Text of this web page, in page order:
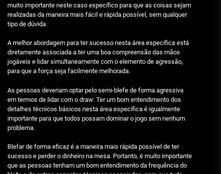
muito importante neste caso específico para que as coisas sejam
realizadas da maneira mais fácil e rápida possível, sem qualquer
tipo de dúvida.
A melhor abordagem para ter sucesso nesta área específica está
diretamente associada a ter uma boa compreensão das mãos
jogáveis e lidar simultaneamente com o elemento de agressão,
para que a força seja facilmente melhorada.
As pessoas deveriam optar pelo semi-blefe de forma agressiva
em termos de lidar com o draw: Ter um bom entendimento dos
detalhes técnicos básicos nesta área específica é igualmente
importante para que todos possam dominar o jogo sem nenhum
problema.
Blefar de forma eficaz é a maneira mais rápida possível de ter
sucesso e perder o dinheiro na mesa. Portanto, é muito importante
que as pessoas tenham um bom entendimento da frequência do